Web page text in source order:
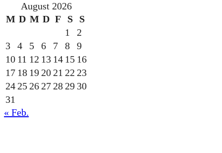
August 2026
M D M D F S
S
1
2
3
4 5 6 7 8
9
10 11 12 13 14 15 16
17 18 19 20 21 22 23
24 25 26 27 28 29 30
31
« Feb.